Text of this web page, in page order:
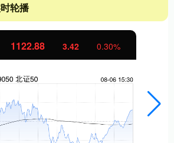
轮播
1122.88 3.42 0.30%